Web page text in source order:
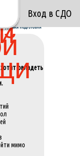
овладеть
мимо